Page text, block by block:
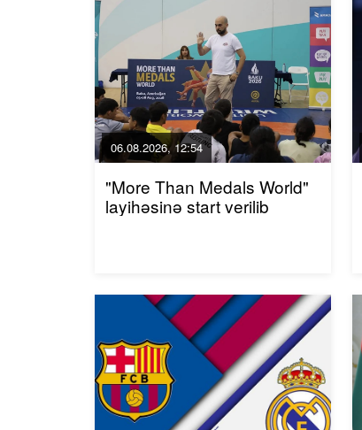
06.08.2026, 12:54
"More Than Medals World"
layihəsinə start verilib